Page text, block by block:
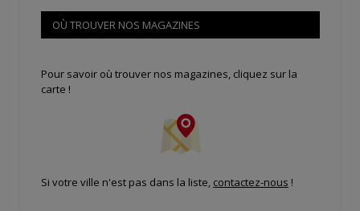
OÙ TROUVER NOS MAGAZINES
Pour savoir où trouver nos magazines, cliquez sur la
carte !
Si votre ville n'est pas dans la liste, contactez-nous !